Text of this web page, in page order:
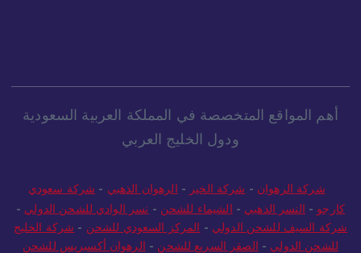
أهم المواقع المتخصصة في المملكة العربية السعودية
شركة الرهوان شركة الخير- الرهوان الذهبي
شركة سعودي
كارجو - النسر الذهبي -الشيماء للشحن- نسر الوادي للشحن الدولي -
شركة السيف للشحن الدولي
المركز السعودي للشحن
شركة الخليج